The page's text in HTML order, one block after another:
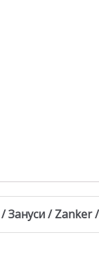
Зануси / Zanker